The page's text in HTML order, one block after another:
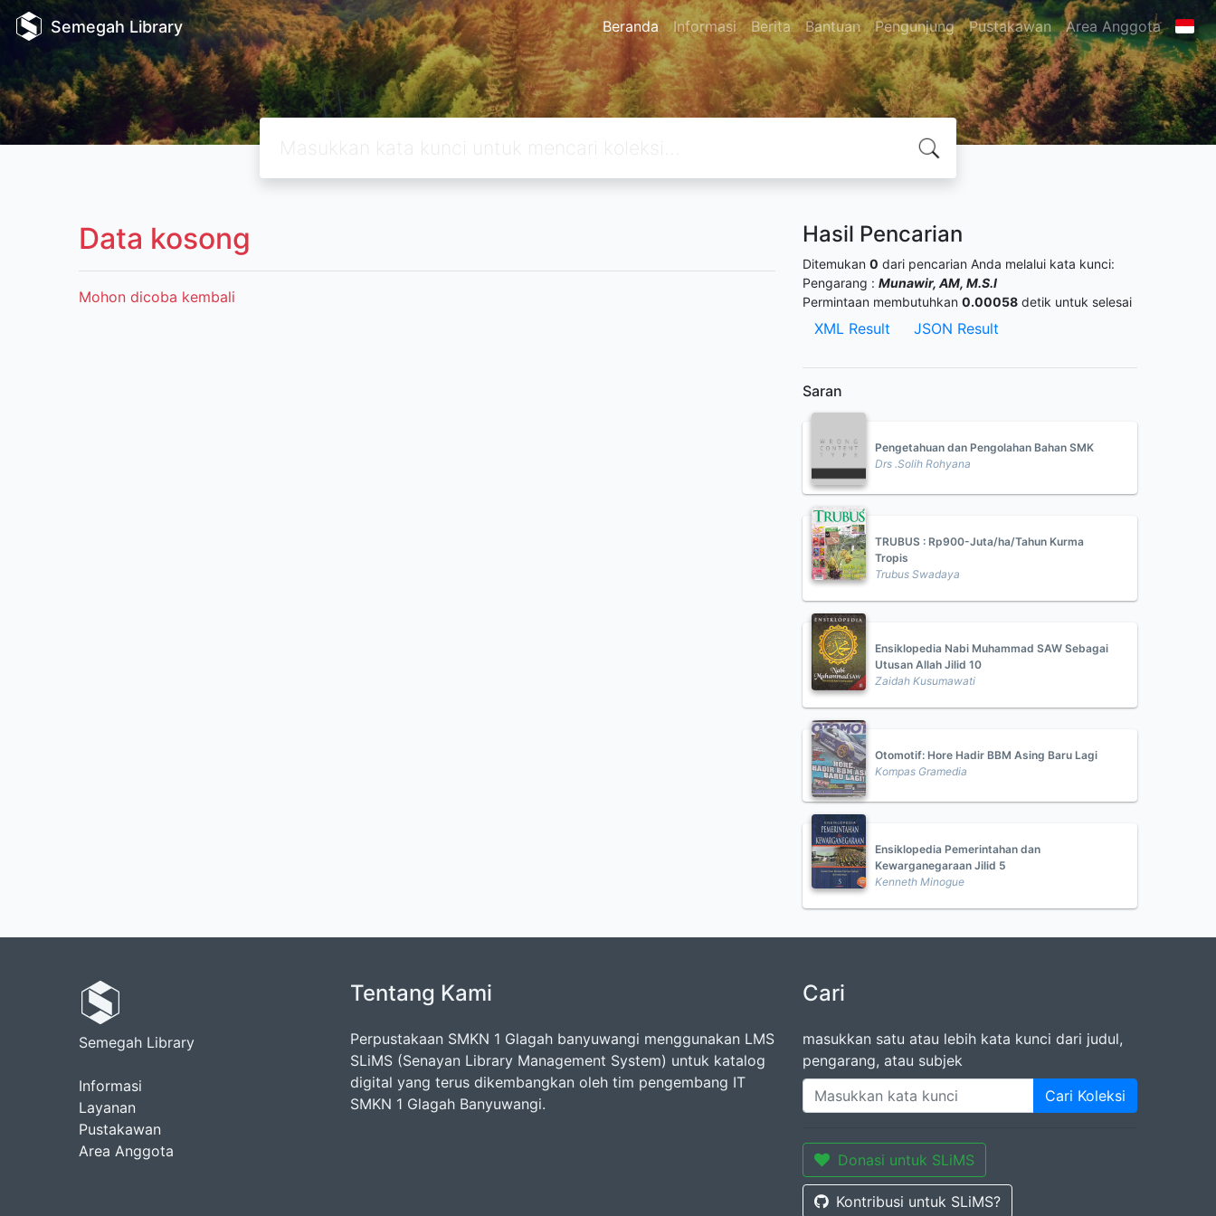
Semegah Library Beranda Informasi Berita Bantuan Pengunjung Pustakawan Area Anggota
Data kosong
Mohon dicoba kembali
Hasil Pencarian
Ditemukan 0 dari pencarian Anda melalui kata kunci:
Pengarang : Munawir, AM, M.S.I
Permintaan membutuhkan 0.00058 detik untuk selesai
XML Result JSON Result
Saran
Pengetahuan dan Pengolahan Bahan SMK
Drs .Solih Rohyana
TRUBUS : Rp900-Juta/ha/Tahun Kurma
Tropis
Trubus Swadaya
Ensiklopedia Nabi Muhammad SAW Sebagai
Utusan Allah Jilid 10
Zaidah Kusumawati
Otomotif: Hore Hadir BBM Asing Baru Lagi
Kompas Gramedia
Ensiklopedia Pemerintahan dan
Kewarganegaraan Jilid 5
Kenneth Minogue
Semegah Library
Informasi
Layanan
Pustakawan
Area Anggota
Tentang Kami
Perpustakaan SMKN 1 Glagah banyuwangi menggunakan LMS
SLiMS (Senayan Library Management System) untuk katalog
digital yang terus dikembangkan oleh tim pengembang IT
SMKN 1 Glagah Banyuwangi.
Cari
masukkan satu atau lebih kata kunci dari judul,
pengarang, atau subjek
Cari Koleksi
Donasi untuk SLiMS
Kontribusi untuk SLiMS?